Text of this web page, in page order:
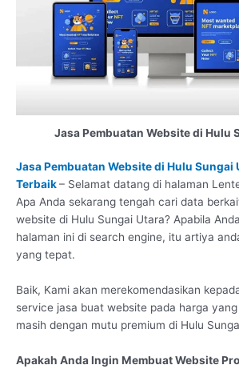
Jasa Pembuatan Website di Hulu
Jasa Pembuatan Website di Hulu Sungai
Terbaik– Selamat datang di halaman
Apa Anda sekarang tengah cari data
website di Hulu Sungai Utara? Apabila
halaman ini di search engine, itu artiya
yang tepat.
Baik, Kami akan merekomendasikan
service jasa buat website pada harga
masih dengan mutu premium di Hulu
Apakah Anda Ingin Membuat Website